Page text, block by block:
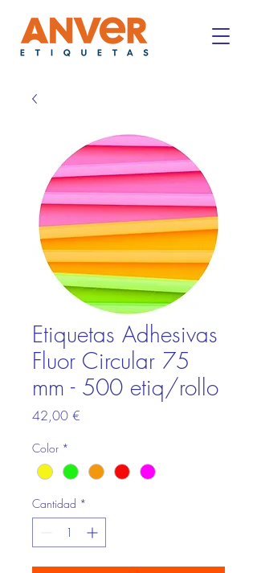
Etiquetas Adhesivas
Fluor Circular 75
mm - 500 etiq/rollo
42,00 €
Color *
Cantidad *